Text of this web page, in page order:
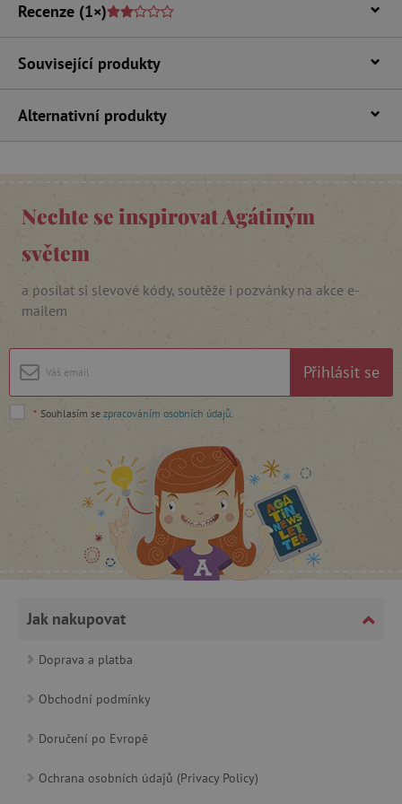
Recenze (1×)
Související produkty
Alternativní produkty
Nechte se inspirovat Agátiným
světem
a posílat si slevové kódy, soutěže i pozvánky na akce e-
mailem
Přihlásit se
* Souhlasím se zpracováním osobních údajů
Jak nakupovat
Doprava a platba
Obchodní podmínky
Doručení po Evropě
Ochrana osobních údajů (Privacy Policy)
Nezbytně nutné soubory cookie umožňují
základní funkce webových stránek, jako je
přihlášení uživatele a správa účtu. Webové
cookie správně používat.
Provider/